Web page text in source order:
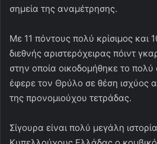
σημεία της αναμέτρησης.
Με 11 πόντους πολύ κρίσιμος και
διεθνής αριστερόχειρας πόιντ
στην οποία οικοδομήθηκε το πολύ
έφερε τον Θρύλο σε θέση ισχύος
της προνομιούχου τετράδας.
Σίγουρα είναι πολύ μεγάλη